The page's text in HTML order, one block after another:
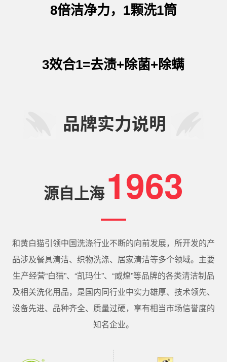
8倍洁净力，1颗洗1筒
3效合1=去渍+除菌+除螨
源自上海1963
和黄白猫引领中国洗涤行业不断的向前发展，所开发的产
品涉及餐具清洁、织物洗涤、居家清洁等多个领域。主要
生产经营“白猫”、“凯玛仕”、“威煌”等品牌的各类清洁制品
及相关洗化用品，是国内同行业中实力雄厚、技术领先、
设备先进、品种齐全、质量过硬，享有相当市场信誉度的
知名企业。